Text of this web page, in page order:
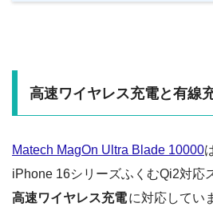
高速ワイヤレス充電と有線
Matech MagOn Ultra Blade 10000
iPhone 16シリーズふくむQi2対応
高速ワイヤレス充電に対応してい